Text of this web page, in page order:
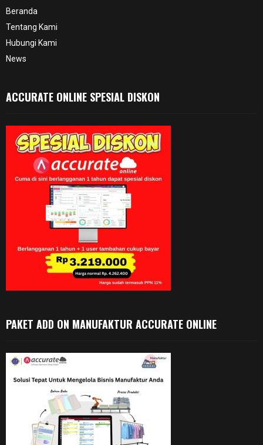
Beranda
Tentang Kami
Hubungi Kami
News
ACCURATE ONLINE SPESIAL DISKON
PAKET ADD ON MANUFAKTUR ACCURATE ONLINE